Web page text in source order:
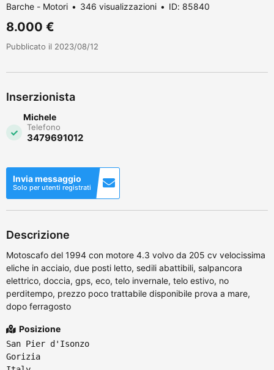
Barche - Motori 346 visualizzazioni ID: 85840
8.000 €
Pubblicato il 2023/08/12
Inserzionista
Michele
Telefono
3479691012
Invia messaggio
Solo per utenti registrati
Descrizione
Motoscafo del 1994 con motore 4.3 volvo da 205 cv velocissima
eliche in acciaio, due posti letto, sedili abattibili, salpancora
elettrico, doccia, gps, eco, telo invernale, telo estivo, no
perditempo, prezzo poco trattabile disponibile prova a mare,
dopo ferragosto
Posizione
San Pier d'Isonzo
Gorizia